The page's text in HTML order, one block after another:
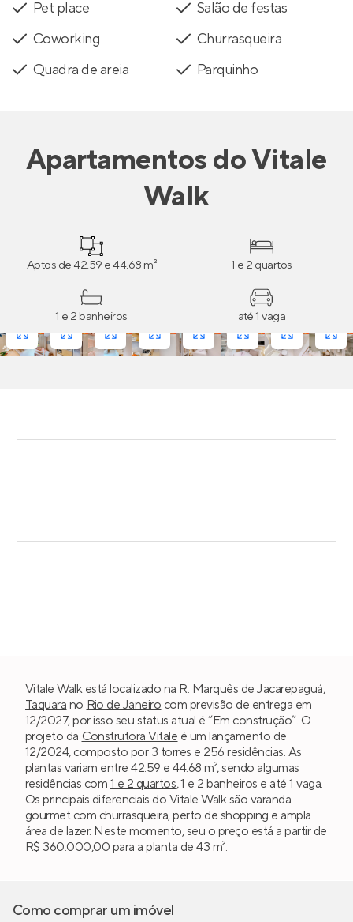
Pet place
Salão de festas
Coworking
Churrasqueira
Quadra de areia
Parquinho
ApartamentosdoVitale
Walk
Aptos de 42.59 e 44.68 m² 1 e 2 quartos
1 e 2 banheiros até 1 vaga
Vitale Walk está localizado na R. Marquês de Jacarepaguá,
Taquara no Rio de Janeiro com previsão de entrega em
12/2027, por isso seu status atual é “Em construção”. O
projeto da Construtora Vitale é um lançamento de
12/2024, composto por 3 torres e 256 residências. As
plantas variam entre 42.59 e 44.68 m², sendo algumas
residências com 1 e 2 quartos, 1 e 2 banheiros e até 1 vaga.
Os principais diferenciais do Vitale Walk são varanda
gourmet com churrasqueira, perto de shopping e ampla
área de lazer. Neste momento, seu o preço está a partir de
R$ 360.000,00 para a planta de 43 m².
Como comprar um imóvel